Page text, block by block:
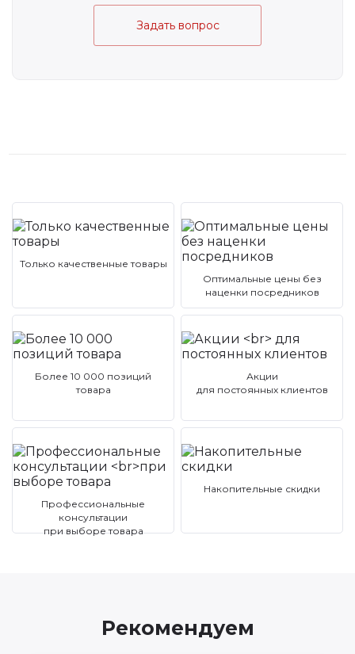
Задать вопрос
Только качественные товары
Оптимальные цены без
наценки посредников
Более 10 000 позиций
товара
Акции
для постоянных клиентов
Профессиональные
консультации
при выборе товара
Накопительные скидки
Рекомендуем